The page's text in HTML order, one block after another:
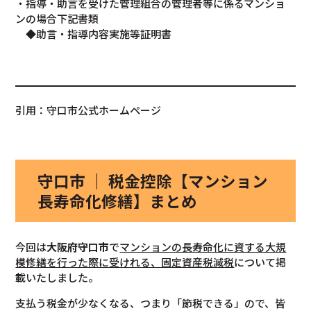
・指導・助言を受けた管理組合の管理者等に係るマンショ
ンの場合下記書類
◆助言・指導内容実施等証明書
引用：守口市公式ホームページ
守口市 ｜ 税金控除【マンション
長寿命化修繕】まとめ
今回は大阪府守口市でマンションの長寿命化に資する大規
模修繕を行った際に受けれる、固定資産税減税について掲
載いたしました。
支払う税金が少なくなる、つまり「節税できる」ので、皆